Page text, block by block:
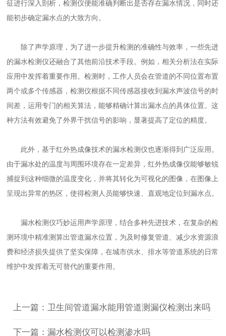
征进行深入剖析，检测仪便能准确判断出是否存在漏水情况，同时还
能初步确定漏水点的大致方向。
除了声学原理，为了进一步提升检测的准确性与效率，一些先进
的漏水检测仪还融合了其他前沿技术手段。例如，相关分析法在实际
应用中发挥着重要作用。检测时，工作人员会在管道的不同位置布置
两个或多个传感器，检测仪根据不同传感器接收到漏水声波信号的时
间差，运用专门的相关算法，能够精确计算出漏水点的具体位置。这
种方法有效避免了外界干扰信号的影响，显著提高了定位的精度。
此外，基于红外热成像技术的漏水检测仪也逐渐得到广泛应用。
由于漏水处的温度与周围环境存在一定差异，红外热成像仪能够敏锐
捕捉到这种细微的温度变化，并将其转化为可视化的图像，在图像上
呈现出异常的热区，使得检测人员能够快速、直观地定位到漏水点。
漏水检测仪巧妙运用声学原理，结合多种先进技术，在复杂的检
测环境中精准测算出管道漏水位置，为及时修复管道、减少水资源浪
费和经济损失提供了坚实保障，在城市供水、排水等管道系统的日常
维护中发挥着无可替代的重要作用。
上一篇：卫生间管道漏水能用管道测漏仪检测出来吗
下一篇：漏水检测仪可以检测渗水吗